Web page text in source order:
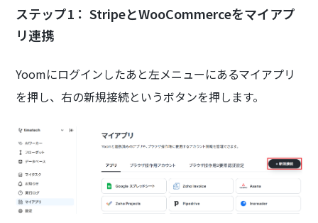
ステップ1： StripeとWooCommerceをマイアプ
リ連携
Yoomにログインしたあと左メニューにあるマイアプリ
を押し、右の新規接続というボタンを押します。